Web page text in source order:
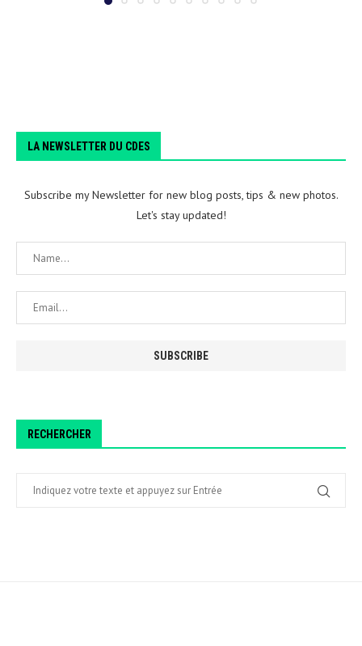
LA NEWSLETTER DU CDES
Subscribe my Newsletter for new blog posts, tips & new photos.
Let's stay updated!
RECHERCHER